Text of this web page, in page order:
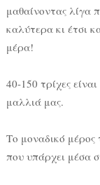
μαθαίνοντας λίγα
καλύτερα κι έτσι
μέρα!
40-150 τρίχες
μαλλιά μας.
Το μοναδικό μέρος
που υπάρχει μέσα